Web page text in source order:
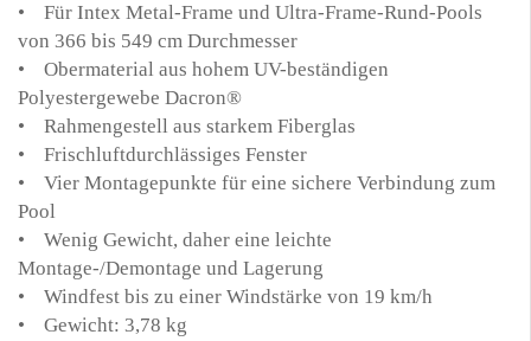
• Für Intex Metal-Frame und Ultra-Frame-Rund-Pools
von 366 bis 549 cm Durchmesser
• Obermaterial aus hohem UV-beständigen
Polyestergewebe Dacron®
• Rahmengestell aus starkem Fiberglas
• Frischluftdurchlässiges Fenster
• Vier Montagepunkte für eine sichere Verbindung zum
Pool
• Wenig Gewicht, daher eine leichte
Montage-/Demontage und Lagerung
• Windfest bis zu einer Windstärke von 19 km/h
• Gewicht: 3,78 kg